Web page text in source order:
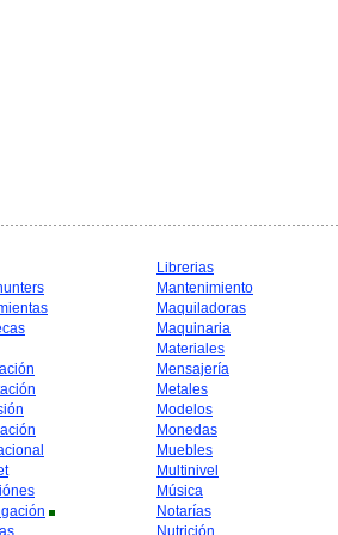
Librerias
Mantenimiento
Maquiladoras
Maquinaria
Materiales
Mensajería
Metales
Modelos
Monedas
Muebles
Multinivel
Música
Notarías
Nutrición